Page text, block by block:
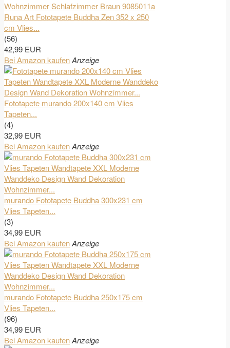
Runa Art Fototapete Buddha Zen 352 x 250
cm Vlies...
(56)
42,99 EUR
Bei Amazon kaufenAnzeige
Fototapete murando 200x140 cm Vlies
Tapeten...
(4)
32,99 EUR
Bei Amazon kaufenAnzeige
murando Fototapete Buddha 300x231 cm
Vlies Tapeten...
(3)
34,99 EUR
Bei Amazon kaufenAnzeige
murando Fototapete Buddha 250x175 cm
Vlies Tapeten...
(96)
34,99 EUR
Bei Amazon kaufenAnzeige